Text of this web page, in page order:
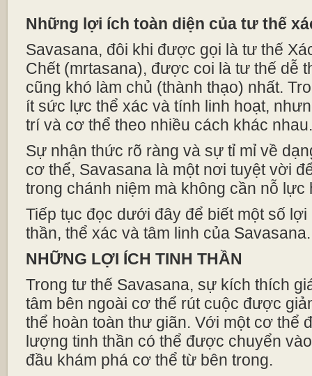
Những lợi ích toàn diện của tư thế
Savasana, đôi khi được gọi là tư thế
Chết (mrtasana), được coi là tư thế dễ
cũng khó làm chủ (thành thạo) nhất.
ít sức lực thể xác và tính linh hoạt,
trí và cơ thể theo nhiều cách khác nhau.
Sự nhận thức rõ ràng và sự tỉ mỉ về
cơ thể, Savasana là một nơi tuyệt vời
trong chánh niệm mà không cần nỗ lực
Tiếp tục đọc dưới đây để biết một số
thần, thể xác và tâm linh của Savasana.
NHỮNG LỢI ÍCH TINH THẦN
Trong tư thế Savasana, sự kích thích
tâm bên ngoài cơ thể rút cuộc được
thể hoàn toàn thư giãn. Với một cơ thể
lượng tinh thần có thể được chuyển
đầu khám phá cơ thể từ bên trong.